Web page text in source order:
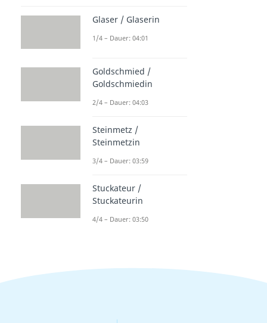
Glaser / Glaserin
1/4 – Dauer: 04:01
Goldschmied /
Goldschmiedin
2/4 – Dauer: 04:03
Steinmetz /
Steinmetzin
3/4 – Dauer: 03:59
Stuckateur /
Stuckateurin
4/4 – Dauer: 03:50